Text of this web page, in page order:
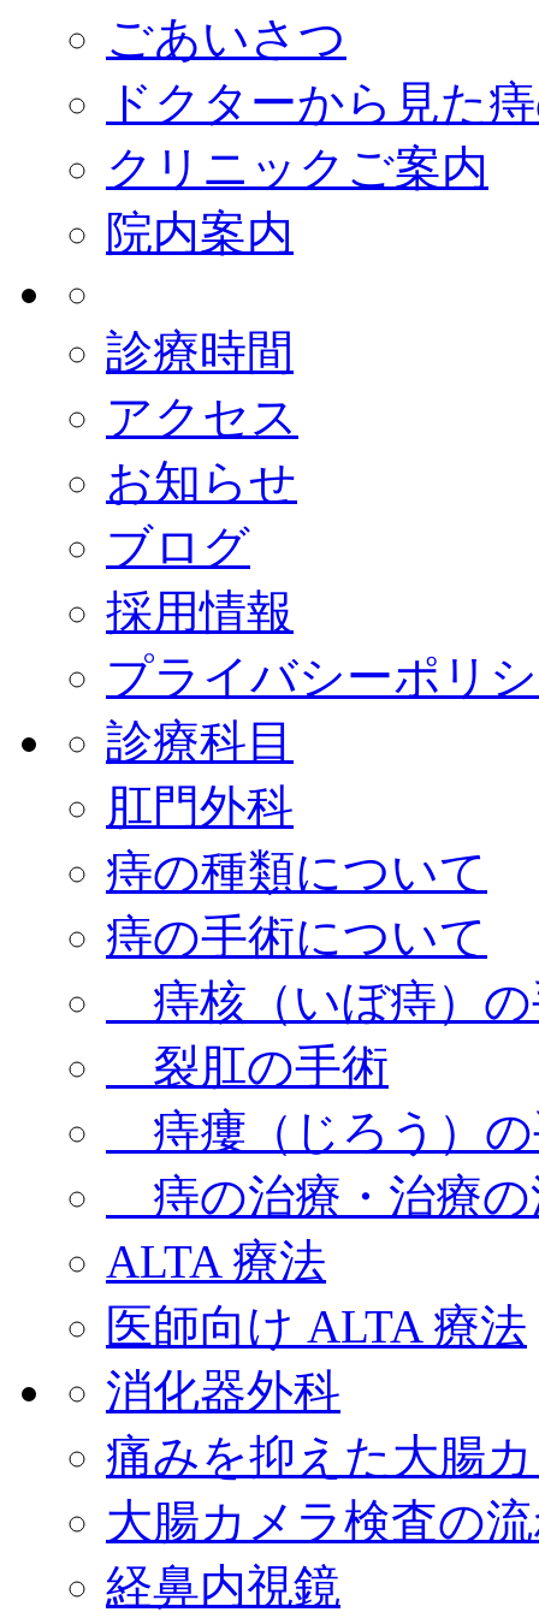
ごあいさつ
ドクターから見た
クリニックご案内
院内案内
診療時間
アクセス
お知らせ
ブログ
採用情報
プライバシーポリ
診療科目
肛門外科
痔の種類について
痔の手術について
痔核（いぼ痔）の
裂肛の手術
痔瘻（じろう）
痔の治療・治療の
ALTA 療法
医師向け ALTA 療法
消化器外科
痛みを抑えた大腸
大腸カメラ検査の
経鼻内視鏡